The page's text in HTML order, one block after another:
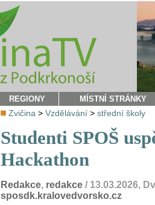
REGIONY MÍSTNÍ STRÁNKY
Zvičina > Vzdělávání > střední školy
Studenti SPOŠ
Hackathon
Redakce, redakce / 13.03.2026,
sposdk.kralovedvorsko.cz